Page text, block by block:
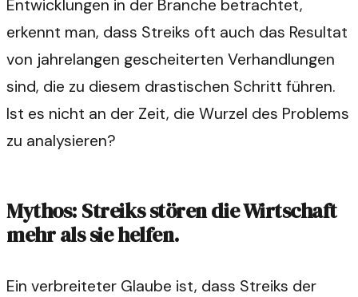
Entwicklungen in der Branche betrachtet,
erkennt man, dass Streiks oft auch das Resultat
von jahrelangen gescheiterten Verhandlungen
sind, die zu diesem drastischen Schritt führen.
Ist es nicht an der Zeit, die Wurzel des Problems
zu analysieren?
Mythos: Streiks stören die Wirtschaft
mehr als sie helfen.
Ein verbreiteter Glaube ist, dass Streiks der